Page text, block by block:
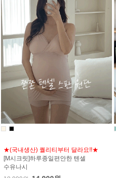
★(국내생산) 퀄리티부터 달라요!!★
[M시크릿]하루종일편안한 텐셀
수유나시